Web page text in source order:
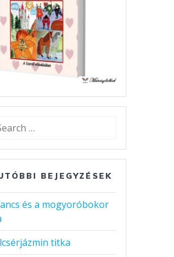
BEJEGYZÉSEK
és a mogyoróbokor
titka